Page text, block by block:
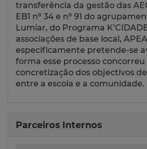
transferência da gestão das
EB1 nº 34 e nº 91 do
Lumiar, do Programa
associações de base local,
especificamente pretende-se
forma esse processo concorreu
concretização dos objectivos
entre a escola e a comunidade.
Parceiros Internos